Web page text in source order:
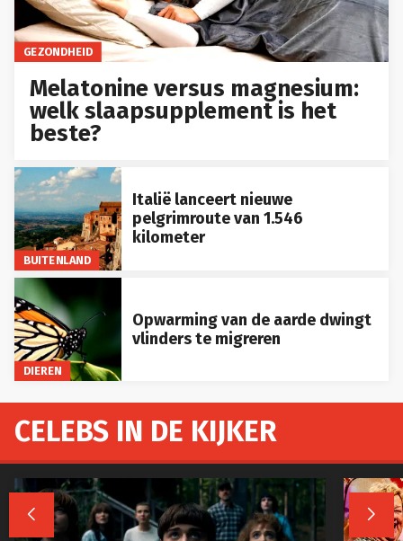
GEZONDHEID
Melatonine versus magnesium:
welk slaapsupplement is het
beste?
BUITENLAND
Italië lanceert nieuwe
pelgrimroute van 1.546
kilometer
DIEREN
Opwarming van de aarde dwingt
vlinders te migreren
CELEBS IN DE KIJKER
 